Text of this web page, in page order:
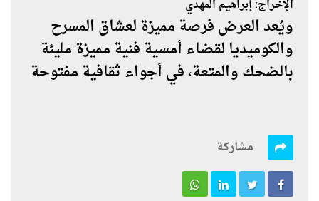
الإخراج: إبراهيم المهدي
ويُعد العرض فرصة مميزة لعشاق المسرح
والكوميديا لقضاء أمسية فنية مميزة مليئة
بالضحك والمتعة، في أجواء ثقافية مفتوحة
مشاركة